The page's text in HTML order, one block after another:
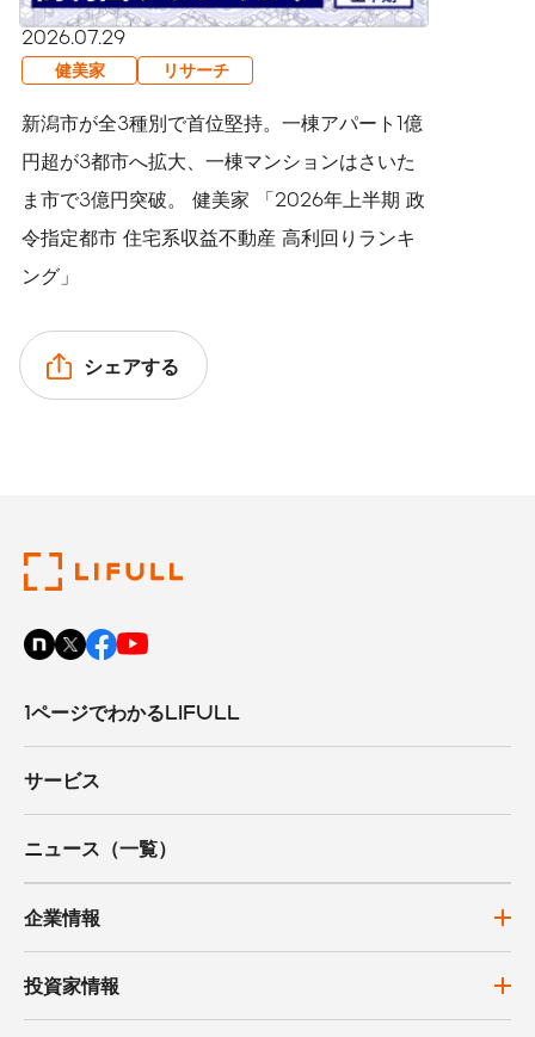
2026.07.29
健美家 リサーチ
新潟市が全3種別で首位堅持。一棟アパート1億
円超が3都市へ拡大、一棟マンションはさいた
ま市で3億円突破。 健美家 「2026年上半期 政
令指定都市 住宅系収益不動産 高利回りランキ
ング」
シェアする
1ページでわかるLIFULL
サービス
ニュース（一覧）
企業情報
投資家情報